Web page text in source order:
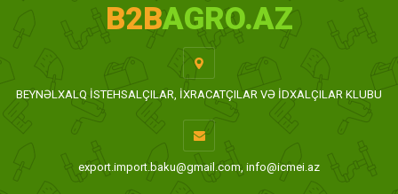
B2BAGRO.AZ
BEYNƏLXALQ İSTEHSALÇILAR, İXRACATÇILAR VƏ İDXALÇILAR KLUBU
export.import.baku@gmail.com, info@icmei.az